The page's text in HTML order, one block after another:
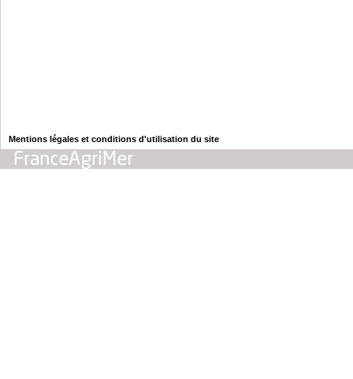
Mentions légales et conditions d'utilisation du site